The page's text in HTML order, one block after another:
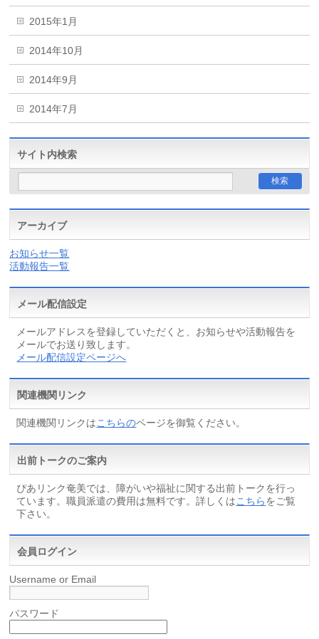
2015年1月
2014年10月
2014年9月
2014年7月
サイト内検索
アーカイブ
お知らせ一覧
活動報告一覧
メール配信設定
メールアドレスを登録していただくと、お知らせや活動報告を
メールでお送り致します。
メール配信設定ページへ
関連機関リンク
関連機関リンクはこちらのページを御覧ください。
出前トークのご案内
ぴあリンク奄美では、障がいや福祉に関する出前トークを行っ
ています。職員派遣の費用は無料です。詳しくはこちらをご覧
下さい。
会員ログイン
Username or Email
パスワード